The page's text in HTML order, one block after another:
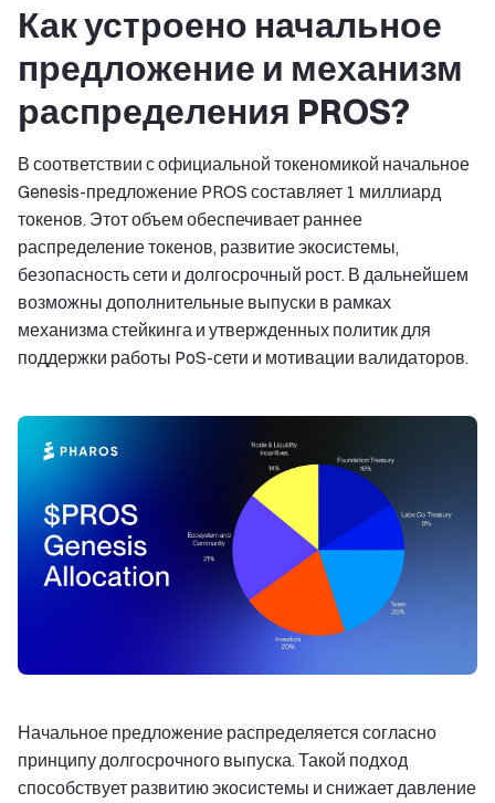
Как устроено начальное
предложение и механизм
распределения PROS?
В соответствии с официальной токеномикой начальное
Genesis-предложение PROS составляет 1 миллиард
токенов. Этот объем обеспечивает раннее
распределение токенов, развитие экосистемы,
безопасность сети и долгосрочный рост. В дальнейшем
возможны дополнительные выпуски в рамках
механизма стейкинга и утвержденных политик для
поддержки работы PoS-сети и мотивации валидаторов.
Начальное предложение распределяется согласно
принципу долгосрочного выпуска. Такой подход
способствует развитию экосистемы и снижает давление